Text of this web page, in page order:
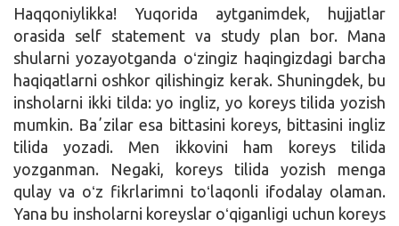
Haqqoniylikka! Yuqorida aytganimdek, hujjatlar
orasida self statement va study plan bor. Mana
shularni yozayotganda oʻzingiz haqingizdagi barcha
haqiqatlarni oshkor qilishingiz kerak. Shuningdek, bu
insholarni ikki tilda: yo ingliz, yo koreys tilida yozish
mumkin. Baʼzilar esa bittasini koreys, bittasini ingliz
tilida yozadi. Men ikkovini ham koreys tilida
yozganman. Negaki, koreys tilida yozish menga
qulay va oʻz fikrlarimni toʻlaqonli ifodalay olaman.
Yana bu insholarni koreyslar oʻqiganligi uchun koreys